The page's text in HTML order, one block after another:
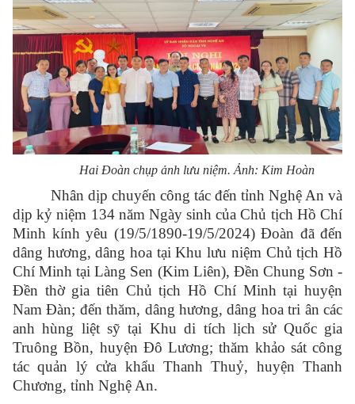
Hai Đoàn chụp ảnh lưu niệm. Ảnh: Kim Hoàn
Nhân dịp chuyến công tác đến tỉnh Nghệ An và
dịp kỷ niệm 134 năm Ngày sinh của Chủ tịch Hồ Chí
Minh kính yêu (19/5/1890-19/5/2024) Đoàn đã đến
dâng hương, dâng hoa tại Khu lưu niệm Chủ tịch Hồ
Chí Minh tại Làng Sen (Kim Liên), Đền Chung Sơn -
Đền thờ gia tiên Chủ tịch Hồ Chí Minh tại huyện
Nam Đàn; đến thăm, dâng hương, dâng hoa tri ân các
anh hùng liệt sỹ tại Khu di tích lịch sử Quốc gia
Truông Bồn, huyện Đô Lương; thăm khảo sát công
tác quản lý cửa khẩu Thanh Thuỷ, huyện Thanh
Chương, tỉnh Nghệ An.